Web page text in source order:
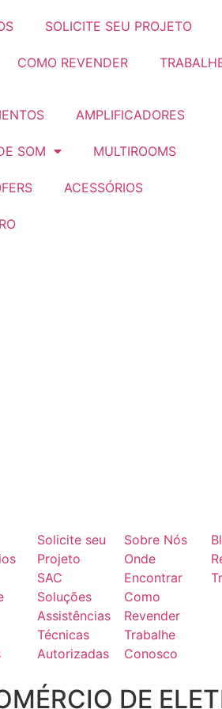
SOLICITE SEU PROJETO
COMO REVENDER
AMPLIFICADORES
SOM MULTIROOMS
ACESSÓRIOS
Solicite seu
Projeto
SAC
Soluções
Assistências
Técnicas
Autorizadas
Sobre Nós
Onde
Encontrar
Como
Revender
Trabalhe
Conosco
DE